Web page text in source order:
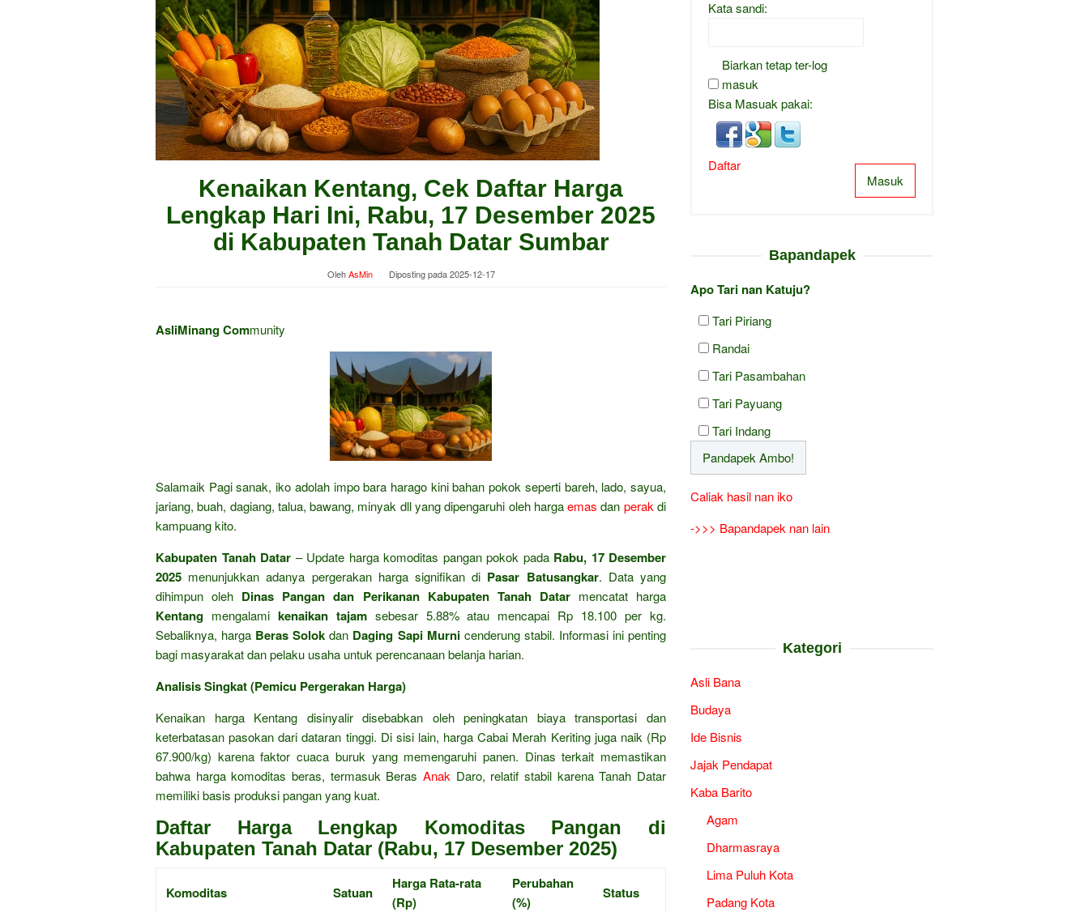
Kenaikan Kentang, Cek Daftar Harga
Lengkap Hari Ini, Rabu, 17 Desember 2025
di Kabupaten Tanah Datar Sumbar
OlehAsMin Diposting pada2025-12-17
AsliMinang Community
Salamaik Pagi sanak, iko adolah impo bara harago kini bahan pokok seperti bareh, lado, sayua,
jariang, buah, dagiang, talua, bawang, minyak dll yang dipengaruhi oleh hargaemas dan perak di
kampuang kito.
Kabupaten Tanah Datar – Update harga komoditas pangan pokok pada Rabu, 17 Desember
2025 menunjukkan adanya pergerakan harga signifikan di Pasar Batusangkar. Data yang
dihimpun oleh Dinas Pangan dan Perikanan Kabupaten Tanah Datarmencatat harga
Kentang mengalami kenaikan tajamsebesar 5.88% atau mencapai Rp 18.100 per kg.
Sebaliknya, harga Beras Solok dan Daging Sapi Murnicenderung stabil. Informasi ini penting
bagi masyarakat dan pelaku usaha untuk perencanaan belanja harian.
Analisis Singkat (Pemicu Pergerakan Harga)
Kenaikan harga Kentang disinyalir disebabkan oleh peningkatan biaya transportasi dan
keterbatasan pasokan dari dataran tinggi. Di sisi lain, harga Cabai Merah Keriting juga naik (Rp
67.900/kg) karena faktor cuaca buruk yang memengaruhi panen. Dinas terkait memastikan
bahwa harga komoditas beras, termasuk Beras Anak Daro, relatif stabil karena Tanah Datar
memiliki basis produksi pangan yang kuat.
Daftar Harga Lengkap Komoditas Pangan di
Kabupaten Tanah Datar (Rabu, 17 Desember 2025)
Komoditas Satuan
Harga Rata-rata
(Rp)
Perubahan
(%)
Status
Kata sandi:
Biarkan tetap ter-log
masuk
Bisa Masuak pakai:
Masuk
Daftar
Bapandapek
Apo Tari nan Katuju?
Tari Piriang
Randai
Tari Pasambahan
Tari Payuang
Tari Indang
Caliak hasil nan iko
->>> Bapandapek nan lain
Kategori
Asli Bana
Budaya
Ide Bisnis
Jajak Pendapat
Kaba Barito
Agam
Dharmasraya
Lima Puluh Kota
Padang Kota